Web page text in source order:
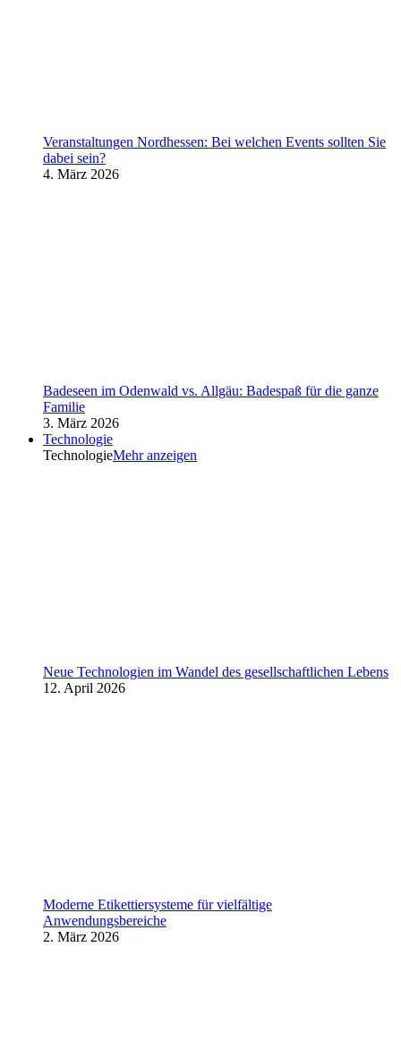
Veranstaltungen Nordhessen: Bei welchen Events sollten Sie
dabei sein?
4. März 2026
Badeseen im Odenwald vs. Allgäu: Badespaß für die ganze
Familie
3. März 2026
Technologie
TechnologieMehr anzeigen
Neue Technologien im Wandel des gesellschaftlichen Lebens
12. April 2026
Moderne Etikettiersysteme für vielfältige
Anwendungsbereiche
2. März 2026